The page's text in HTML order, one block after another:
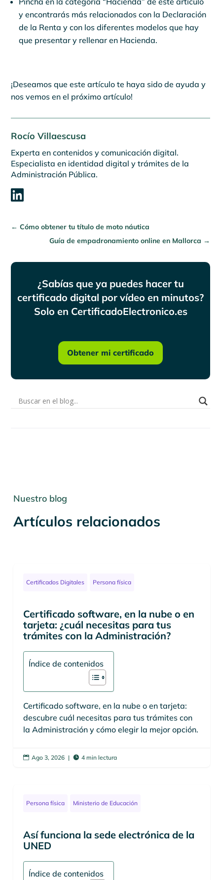
y encontrarás más relacionados con la Declaración
de la Renta y con los diferentes modelos que hay
que presentar y rellenar en Hacienda.
¡Deseamos que este artículo te haya sido de ayuda y
nos vemos en el próximo artículo!
Rocío Villaescusa
Experta en contenidos y comunicación digital.
Especialista en identidad digital y trámites de la
Administración Pública.

←Cómo obtener tu título de moto náutica
Guía de empadronamiento online en Mallorca →
¿Sabías que ya puedes hacer tu
certificado digital por vídeo en minutos?
Solo en CertificadoElectronico.es
Obtener mi certificado
Nuestro blog
Artículos relacionados
Certificados Digitales Persona física
Certificado software, en la nube o en
tarjeta: ¿cuál necesitas para tus
trámites con la Administración?
Índice de contenidos
Certificado software, en la nube o en tarjeta:
descubre cuál necesitas para tus trámites con
la Administración y cómo elegir la mejor opción.
 Ago 3, 2026 |  4 min lectura
Persona física Ministerio de Educación
Así funciona la sede electrónica de la
UNED
Índice de contenidos